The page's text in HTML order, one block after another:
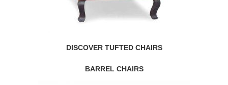
DISCOVER TUFTED CHAIRS
BARREL CHAIRS